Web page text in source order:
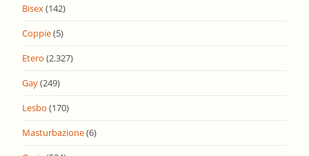
Bisex(142)
Coppie(5)
Etero (2.327)
Gay(249)
Lesbo (170)
Masturbazione(6)